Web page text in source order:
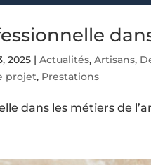
2025 |Actualités,Artisans,
projet, Prestations
dans les métiers de